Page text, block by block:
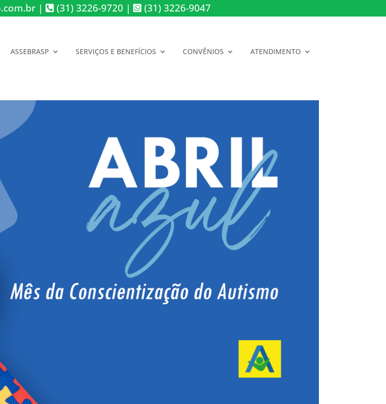
| (31) 3226-9720 | (31) 3226-9047
ASSEBRASP SERVIÇOS E BENEFÍCIOS CONVÊNIOS ATENDIMENTO